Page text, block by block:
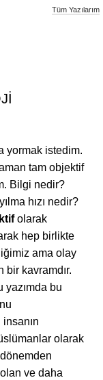
Tüm Yazılarım
yormak istedim.
tam objektif
Bilgi nedir?
hızı nedir?
olarak
hep birlikte
ama olay
kavramdır.
yazımda bu
olarak
ve daha